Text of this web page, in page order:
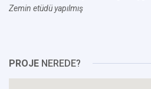
Zemin etüdü yapılmış
PROJE NEREDE?